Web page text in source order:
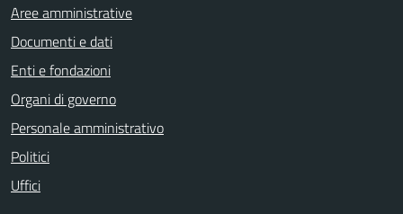
Aree amministrative
Documenti e dati
Enti e fondazioni
Organi di governo
Personale amministrativo
Politici
Uffici